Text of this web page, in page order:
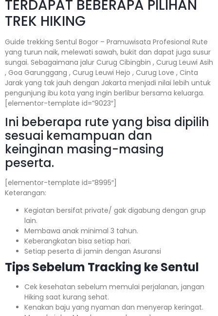
TERDAPAT BEBERAPA PILIHAN
TREK HIKING
Guide trekking Sentul Bogor – Pramuwisata Profesional Rute
yang turun naik, melewati sawah, bukit dan dapat juga susur
sungai. Sebagaimana jalur Curug Cibingbin , Curug Leuwi Asih
, Goa Garunggang , Curug Leuwi Hejo , Curug Love , Cinta
Jarak yang tak jauh dengan Jakarta menjadi nilai lebih untuk
pengunjung ibu kota yang ingin berlibur bersama keluarga.
[elementor-template id=”9023″]
Ini beberapa rute yang bisa dipilih
sesuai kemampuan dan
keinginan masing-masing
peserta.
[elementor-template id=”8995″]
Keterangan:⁣⁣
Kegiatan bersifat private/ gak digabung dengan grup
lain.
Membawa anak minimal 3 tahun.⁣⁣
Keberangkatan bisa setiap hari.⁣⁣
Setiap peserta di jamin dengan Asuransi ⁣⁣
Tips Sebelum Tracking ke Sentul
Cek kesehatan sebelum memulai perjalanan, jangan
Hiking saat kurang sehat.
Kenakan baju yang nyaman dan menyerap keringat.